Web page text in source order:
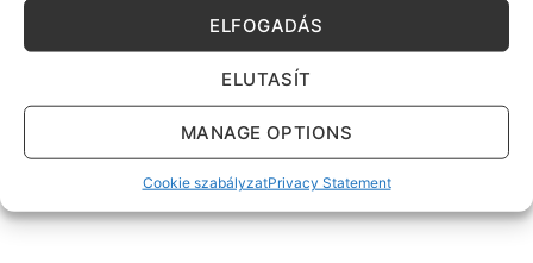
ELFOGADÁS
ELUTASÍT
MANAGE OPTIONS
Cookie szabályzatPrivacy Statement
SADOLIN SADOLIN
Sadolin Classic